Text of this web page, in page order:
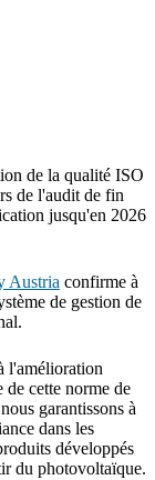
de la qualité ISO
de l'audit de fin
jusqu'en 2026
Austria confirme à
de gestion de
l'amélioration
de cette norme de
garantissons à
dans les
développés
du photovoltaïque.